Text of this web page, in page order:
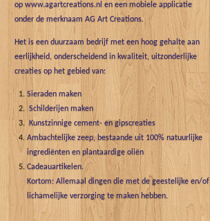
op www.agartcreations.nl en een mobiele applicatie
onder de merknaam AG Art Creations.
Het is een duurzaam bedrijf met een hoog gehalte aan
eerlijkheid, onderscheidend in kwaliteit, uitzonderlijke
creaties op het gebied van:
Sieraden maken
Schilderijen maken
Kunstzinnige cement- en gipscreaties
Ambachtelijke zeep, bestaande uit 100% natuurlijke
ingrediënten en plantaardige oliën
Cadeauartikelen.
Kortom: Allemaal dingen die met de geestelijke en/of
lichamelijke verzorging te maken hebben.